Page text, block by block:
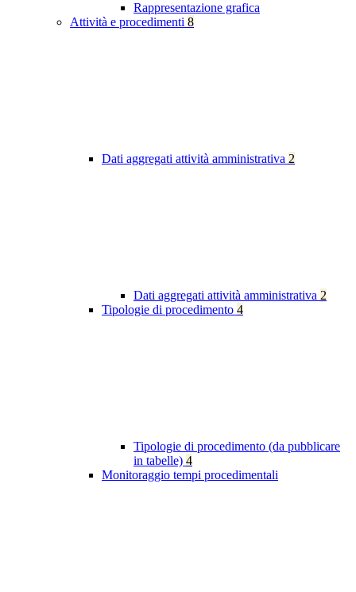
Rappresentazione grafica
Attività e procedimenti 8
Dati aggregati attività amministrativa 2
Dati aggregati attività amministrativa 2
Tipologie di procedimento 4
Tipologie di procedimento (da pubblicare
in tabelle) 4
Monitoraggio tempi procedimentali